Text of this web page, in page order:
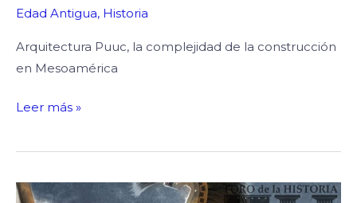
Edad Antigua, Historia
Arquitectura Puuc, la complejidad de la construcción
en Mesoamérica
Leer más »
Reseña: